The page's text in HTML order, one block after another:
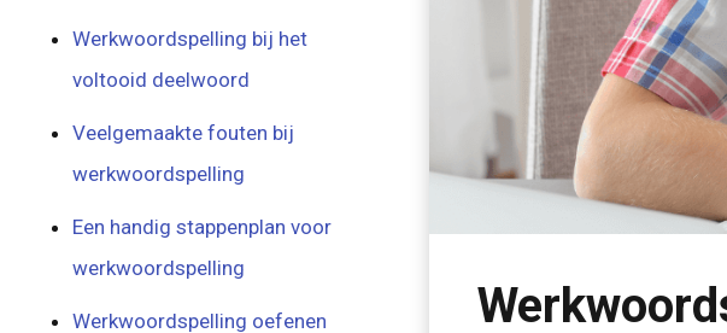
Werkwoordspelling bij het
voltooid deelwoord
Veelgemaakte fouten bij
werkwoordspelling
Een handig stappenplan voor
werkwoordspelling
Werkwoordspelling oefenen